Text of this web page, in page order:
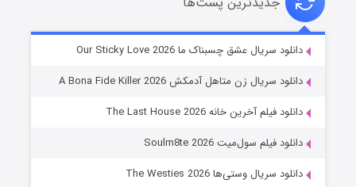
شوهردانلود سریال عشق چسبناک ما Our Sticky Love 2026
دانلود سریال زن متاهل آدمکش A Bona Fide Killer 2026
دانلود فیلم آخرین خانه The Last House 2026
دانلود فیلم سول‌میت Soulm8te 2026
دانلود سریال وستی‌ها The Westies 2026